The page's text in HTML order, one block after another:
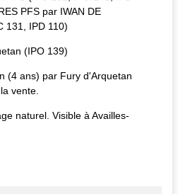
PFS par IWAN DE
131, IPD 110)
(IPO 139)
(4 ans) par Fury d'Arquetan
vente.
naturel. Visible à Availles-